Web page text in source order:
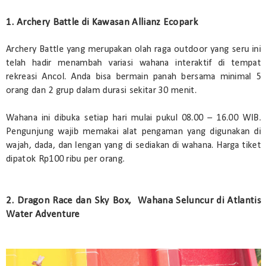
1. Archery Battle di Kawasan Allianz Ecopark
Archery Battle yang merupakan olah raga outdoor yang seru ini
telah hadir menambah variasi wahana interaktif di tempat
rekreasi Ancol. Anda bisa bermain panah bersama minimal 5
orang dan 2 grup dalam durasi sekitar 30 menit.
Wahana ini dibuka setiap hari mulai pukul 08.00 – 16.00 WIB.
Pengunjung wajib memakai alat pengaman yang digunakan di
wajah, dada, dan lengan yang di sediakan di wahana. Harga tiket
dipatok Rp100 ribu per orang.
2. Dragon Race dan Sky Box, Wahana Seluncur di Atlantis
Water Adventure